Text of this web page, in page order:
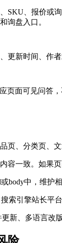
SKU、报价或
询盘入口。
新时间、作
页面可见问答
、分类页、文
一致。如果
body中，维护
索引擎站长
新、多语言改